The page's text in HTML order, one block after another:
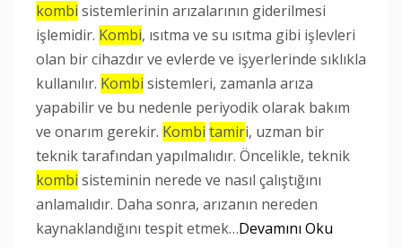
kombi sistemlerinin arızalarının giderilmesi
işlemidir. Kombi, ısıtma ve su ısıtma gibi işlevleri
olan bir cihazdır ve evlerde ve işyerlerinde sıklıkla
kullanılır. Kombi sistemleri, zamanla arıza
yapabilir ve bu nedenle periyodik olarak bakım
ve onarım gerekir. Kombi tamiri, uzman bir
teknik tarafından yapılmalıdır. Öncelikle, teknik
kombi sisteminin nerede ve nasıl çalıştığını
anlamalıdır. Daha sonra, arızanın nereden
kaynaklandığını tespit etmek…Devamını Oku